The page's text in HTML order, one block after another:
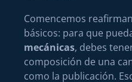
Comencemos
básicos: para que
mecánicas, debes
composición de una
como la publicación.